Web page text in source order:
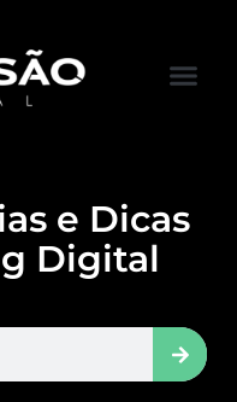
e Dicas
Digital